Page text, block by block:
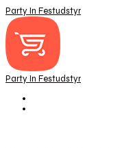
Party In Festudstyr
Party In Festudstyr